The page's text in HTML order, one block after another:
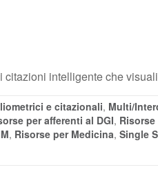
citazioni intelligente che
e citazionali, Multi/
per afferenti al DGI, Risorse
, Risorse per Medicina, Single